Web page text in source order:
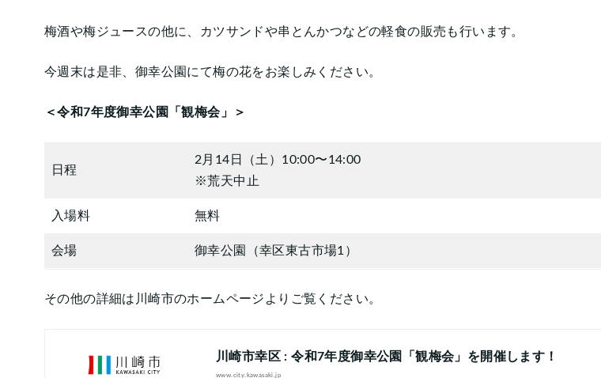
梅酒や梅ジュースの他に、カツサンドや串とんかつなどの軽食の販売も行います。
今週末は是非、御幸公園にて梅の花をお楽しみください。
＜令和7年度御幸公園「観梅会」＞
日程
2月14日（土）10:00〜14:00
※荒天中止
入場料 無料
会場 御幸公園（幸区東古市場1）
その他の詳細は川崎市のホームページよりご覧ください。
川崎市幸区 : 令和7年度御幸公園「観梅会」を開催します！
www.city.kawasaki.jp